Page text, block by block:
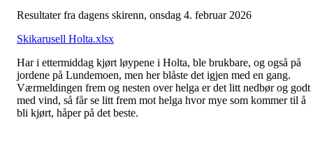
Resultater fra dagens skirenn, onsdag 4. februar 2026
Skikarusell Holta.xlsx
Har i ettermiddag kjørt løypene i Holta, ble brukbare, og også på
jordene på Lundemoen, men her blåste det igjen med en gang.
Værmeldingen frem og nesten over helga er det litt nedbør og godt
med vind, så får se litt frem mot helga hvor mye som kommer til å
bli kjørt, håper på det beste.